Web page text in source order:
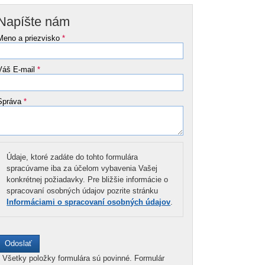
nám
a priezvisko*
E-mail*
*
Údaje, ktoré zadáte do tohto formulára
spracúvame iba za účelom vybavenia Vašej
konkrétnej požiadavky. Pre bližšie informácie o
spracovaní osobných údajov pozrite stránku
Informáciami o spracovaní osobných údajov
Všetky položky formulára sú povinné. Formulár